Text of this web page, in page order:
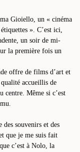
Gioiello, un « cinéma
». C’est ici,
un soir de mi-
la première fois un
offre de films d’art et
accueillis de
centre. Même si c’est
des souvenirs et des
que je me suis fait
c’est à Nolo, la